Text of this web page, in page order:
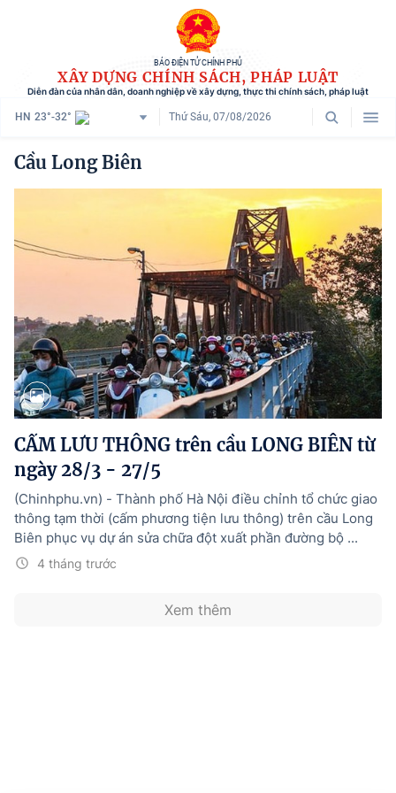
BÁO ĐIỆN TỬ CHÍNH PHỦ
XÂY DỰNG CHÍNH SÁCH, PHÁP LUẬT
Diễn đàn của nhân dân, doanh nghiệp về xây dựng, thực thi chính sách, pháp luật
HN 23°-32° Thứ Sáu, 07/08/2026
Danh mục
Trang chủ
Tham vấn chính sách
Doanh nghiệp hiến kế
Chính sách và cuộc sống
Hướng dẫn thực hiện chính sách
Phát triển kinh tế tư nhân và doanh nghiệp dân tộc
Ocop và chuỗi giá trị Nông sản
Kinh tế tư nhân
Cầu Long Biên
CẤM LƯU THÔNG trên cầu LONG BIÊN từ
ngày 28/3 - 27/5
4 tháng trước
(Chinhphu.vn) - Thành phố Hà Nội điều chỉnh tổ chức giao
thông tạm thời (cấm phương tiện lưu thông) trên cầu Long
Biên phục vụ dự án sửa chữa đột xuất phần đường bộ ...
Xem thêm